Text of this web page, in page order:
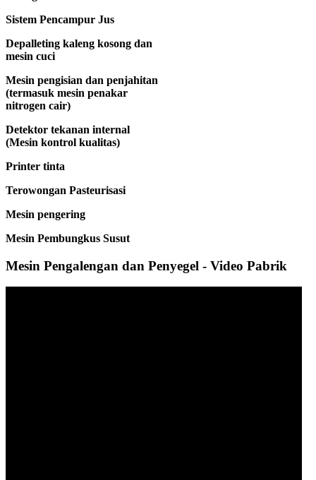
Sistem Pencampur Jus
Depalleting kaleng kosong dan
mesin cuci
Mesin pengisian dan penjahitan
(termasuk mesin penakar
nitrogen cair)
Detektor tekanan internal
(Mesin kontrol kualitas)
Printer tinta
Terowongan Pasteurisasi
Mesin pengering
Mesin Pembungkus Susut
Mesin Pengalengan dan Penyegel - Video Pabrik